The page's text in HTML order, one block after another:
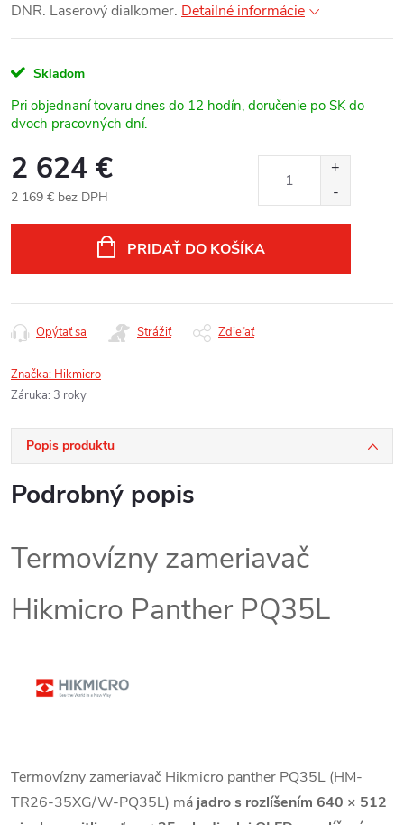
DNR. Laserový diaľkomer. Detailné informácie
Skladom
Pri objednaní tovaru dnes do 12 hodín, doručenie po SK do
dvoch pracovných dní.
2 624 €
2 169 € bez DPH
PRIDAŤ DO KOŠÍKA
Opýtať sa Strážiť Zdieľať
Značka: Hikmicro
Záruka: 3 roky
Popis produktu
Podrobný popis
Termovízny zameriavač
Hikmicro Panther PQ35L
Termovízny zameriavač Hikmicro panther PQ35L (HM-
TR26-35XG/W-PQ35L) májadro s rozlíšením 640 × 512